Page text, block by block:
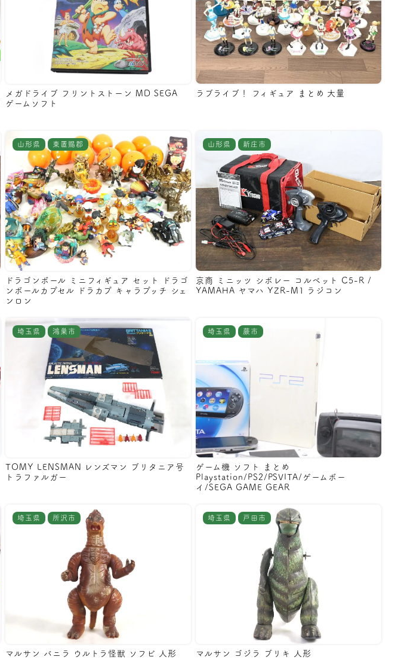
メガドライブ フリントストーン MD SEGA
ゲームソフト
ラブライブ！ フィギュア まとめ 大量
山形県 東置賜郡
ドラゴンボール ミニフィギュア セット ドラゴ
ンボールカプセル ドラカプ キャラプッチ シェ
ンロン
山形県 新庄市
京商 ミニッツ シボレー コルベット C5-R /
YAMAHA ヤマハ YZR-M1 ラジコン
埼玉県 鴻巣市
TOMY LENSMAN レンズマン ブリタニア号
トラファルガー
埼玉県 蕨市
ゲーム機 ソフト まとめ
Playstation/PS2/PSVITA/ゲームボー
イ/SEGA GAME GEAR
埼玉県 所沢市
マルサン バニラ ウルトラ怪獣 ソフビ 人形
埼玉県 戸田市
マルサン ゴジラ ブリキ 人形